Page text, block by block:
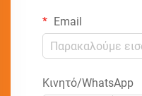
Email
Κινητό/WhatsApp